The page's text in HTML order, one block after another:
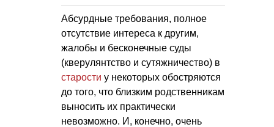
Абсурдные требования, полное
отсутствие интереса к другим,
жалобы и бесконечные суды
(кверулянтство и сутяжничество) в
старости у некоторых обостряются
до того, что близким родственникам
выносить их практически
невозможно. И, конечно, очень